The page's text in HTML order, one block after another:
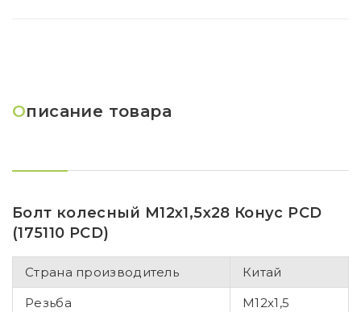
Описание товара
Болт колесный M12x1,5x28 Конус PCD
(175110 PCD)
Страна производитель
Китай
Резьба
M12x1,5